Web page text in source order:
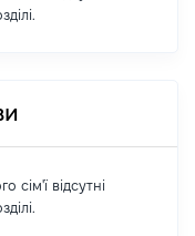
сім'ї відсутні